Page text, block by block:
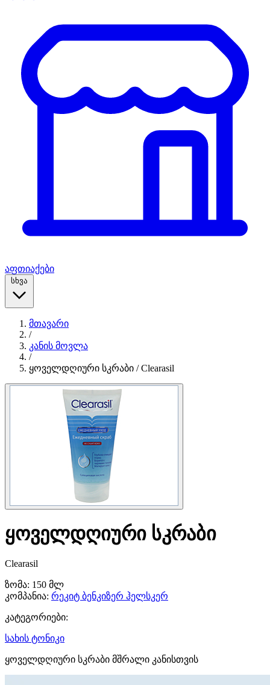
აფთიაქები
სხვა
მთავარი
/
კანის მოვლა
/
ყოველდღიური სკრაბი / Clearasil
ყოველდღიური სკრაბი
Clearasil
ზომა: 150 მლ
კომპანია: რეკიტ ბენკიზერ ჰელსკერ
კატეგორიები:
სახის ტონიკი
ყოველდღიური სკრაბი მშრალი კანისთვის